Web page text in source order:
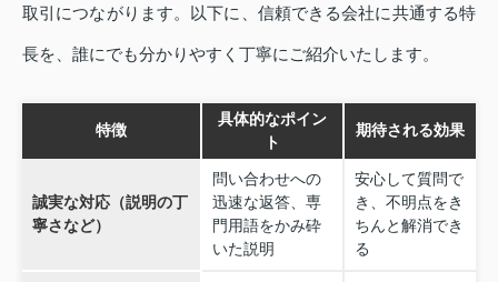
取引につながります。以下に、信頼できる会社に共通する特
長を、誰にでも分かりやすく丁寧にご紹介いたします。
特徴
具体的なポイン
ト
期待される効果
誠実な対応（説明の丁
寧さなど）
問い合わせへの
迅速な返答、専
門用語をかみ砕
いた説明
安心して質問で
き、不明点をき
ちんと解消でき
る